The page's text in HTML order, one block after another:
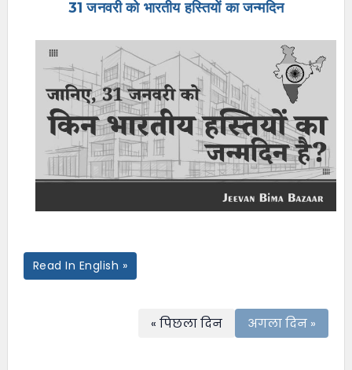
31 जनवरी को भारतीय हस्तियों का जन्मदिन
Read In English »
« पिछला दिन अगला दिन »